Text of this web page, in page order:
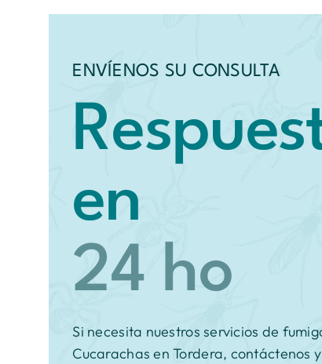
ENVÍENOS SU CONSULTA
en
Si necesita nuestros servicios de
Cucarachas en Tordera, contáctenos